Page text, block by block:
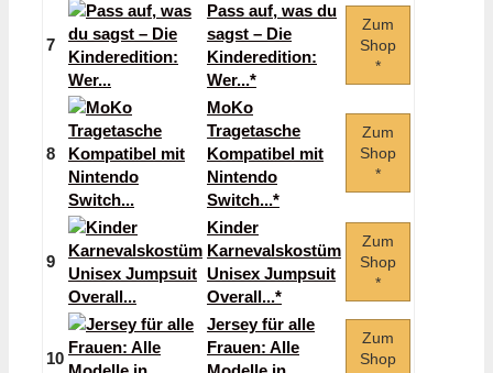
7
Pass auf, was du
sagst – Die
Kinderedition:
Wer...*
Zum
Shop
*
8
MoKo
Tragetasche
Kompatibel mit
Nintendo
Switch...*
Zum
Shop
*
9
Kinder
Karnevalskostüm
Unisex Jumpsuit
Overall...*
Zum
Shop
*
10
Jersey für alle
Frauen: Alle
Zum
Shop